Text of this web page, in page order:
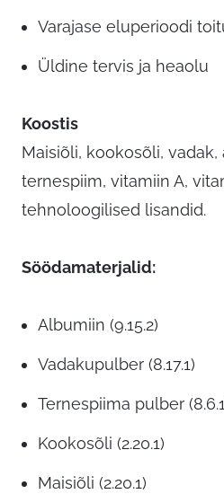
Varajase eluperioodi
Üldine tervis ja heaolu
Koostis
Maisiõli, kookosõli,
ternespiim, vitamiin A,
tehnoloogilised lisandid.
Söödamaterjalid:
Albumiin (9.15.2)
Vadakupulber (8.17.1)
Ternespiima pulber
Kookosõli (2.20.1)
Maisiõli (2.20.1)